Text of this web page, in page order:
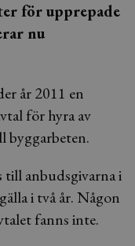
för upprepade
nu
år 2011 en
för hyra av
byggarbeten.
anbudsgivarna i
i två år. Någon
fanns inte.